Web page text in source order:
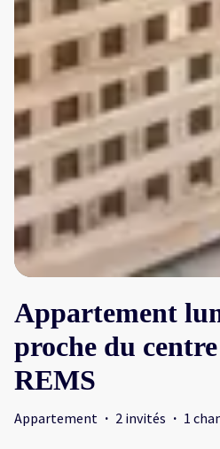
Appartement
proche du
REMS
Appartement · 2 invités · 1